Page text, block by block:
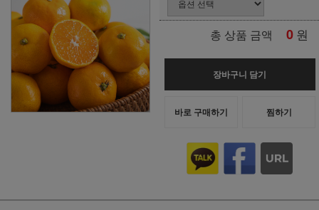
총 상품 금액 0 원
장바구니 담기
바로 구매하기 찜하기